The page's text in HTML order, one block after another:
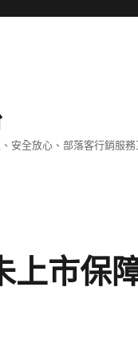
安全放心、部落客行銷服
上市保